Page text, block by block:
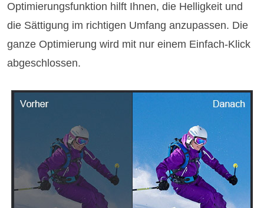
Optimierungsfunktion hilft Ihnen, die Helligkeit und
die Sättigung im richtigen Umfang anzupassen. Die
ganze Optimierung wird mit nur einem Einfach-Klick
abgeschlossen.